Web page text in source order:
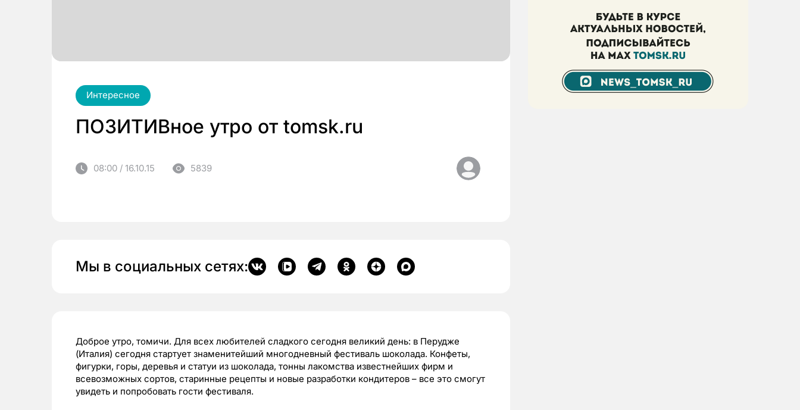
Интересное
ПОЗИТИВное утро от tomsk.ru
08:00 / 16.10.15 5839
Мы в социальных сетях:
Доброе утро, томичи. Для всех любителей сладкого сегодня великий день: в Перудже
(Италия) сегодня стартует знаменитейший многодневный фестиваль шоколада. Конфеты,
фигурки, горы, деревья и статуи из шоколада, тонны лакомства известнейших фирм и
всевозможных сортов, старинные рецепты и новые разработки кондитеров – все это смогут
увидеть и попробовать гости фестиваля.